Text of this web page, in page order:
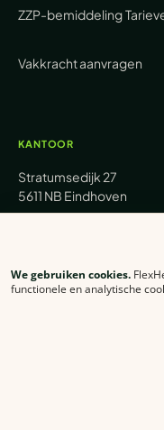
ZZP-bemiddeling
Vakkracht aanvragen
KANTOOR
Stratumsedijk 27
5611 NB Eindhoven
sales@flexhero.com
We gebruiken cookies.
functionele en analytische